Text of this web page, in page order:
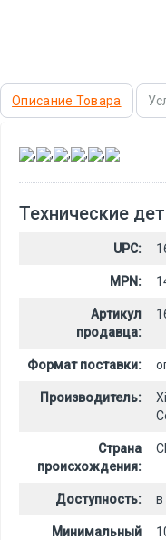
Описание Товара
, , , , ,
Технические
UPC:
MPN:
Артикул
продавца:
Формат поставки:
Производитель:
Страна
происхождения:
Доступность: в
Минимальный